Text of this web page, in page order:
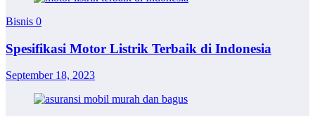
Bisnis 0
Spesifikasi Motor Listrik Terbaik di Indonesia
September 18, 2023